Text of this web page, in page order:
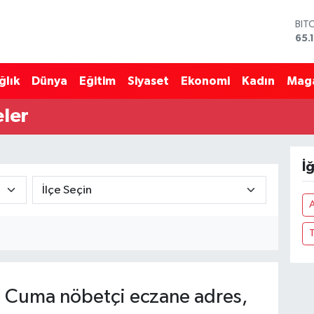
Dünya Eğitim Siyaset Ekonomi Kadın
nöbetçi eczane adres,